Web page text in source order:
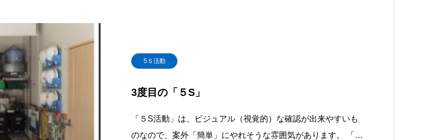
5Ｓ活動
3度目の「５S」
「５S活動」は、ビジュアル（視覚的）な確認が出来やすいも
のなので、案外「簡単」にやれそうな雰囲気があります。 「片